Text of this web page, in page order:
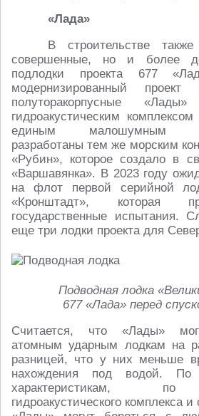
«Лада»
В строительстве
совершенные, но и более
подлодки проекта 677
модернизированный
полуторакорпусные
гидроакустическим
единым малошумным
разработаны тем же морским
«Рубин», которое создало в
«Варшавянка». В 2023 году
на флот первой серийной
«Кронштадт», которая
государственные испытания.
еще три лодки проекта для
Подводная лодка
677 «Лада» перед
Считается, что «Лады»
атомным ударным лодкам на
разницей, что у них меньше
нахождения под водой.
характеристикам, по
гидроакустического комплекса